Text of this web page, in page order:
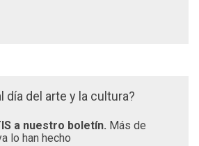
día del arte y la cultura?
a nuestro boletín. Más de
lo han hecho